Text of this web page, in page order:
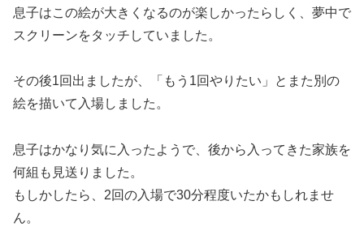
息子はこの絵が大きくなるのが楽しかったらしく、夢中で
スクリーンをタッチしていました。
その後1回出ましたが、「もう1回やりたい」とまた別の
絵を描いて入場しました。
息子はかなり気に入ったようで、後から入ってきた家族を
何組も見送りました。
もしかしたら、2回の入場で30分程度いたかもしれませ
ん。